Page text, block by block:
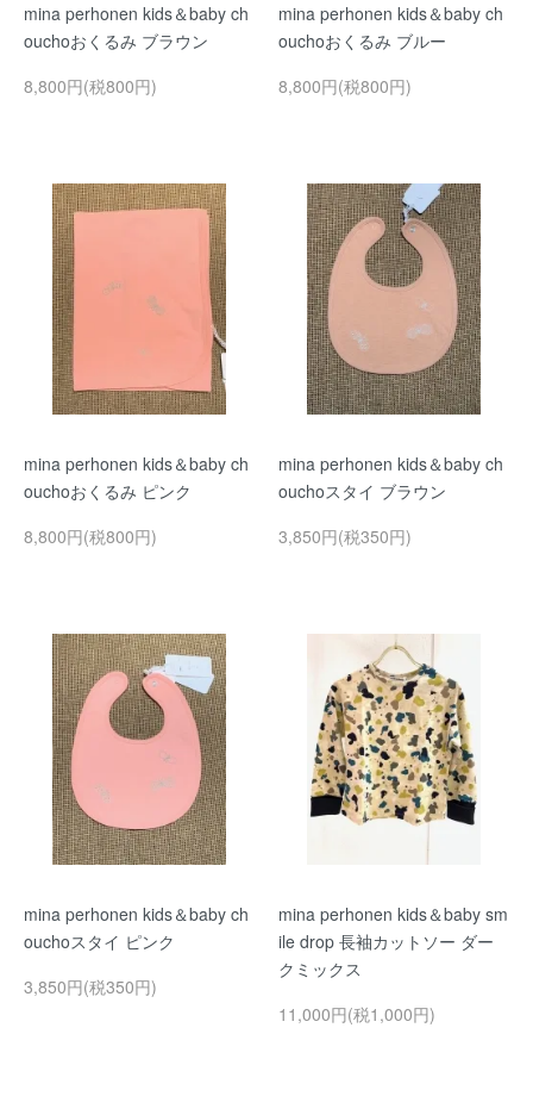
mina perhonen kids＆baby ch
ouchoおくるみ ブラウン
8,800円(税800円)
mina perhonen kids＆baby ch
ouchoおくるみ ブルー
8,800円(税800円)
mina perhonen kids＆baby ch
ouchoおくるみ ピンク
8,800円(税800円)
mina perhonen kids＆baby ch
ouchoスタイ ブラウン
3,850円(税350円)
mina perhonen kids＆baby ch
ouchoスタイ ピンク
3,850円(税350円)
mina perhonen kids＆baby sm
ile drop 長袖カットソー ダー
クミックス
11,000円(税1,000円)